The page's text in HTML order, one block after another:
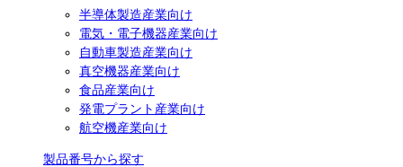
半導体製造産業向け
電気・電子機器産業向け
自動車製造産業向け
真空機器産業向け
食品産業向け
発電プラント産業向け
航空機産業向け
製品番号から探す